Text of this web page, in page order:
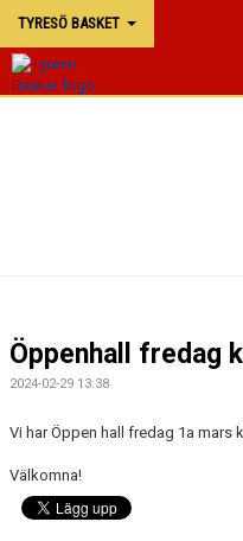
TYRESÖ BASKET
DOKUMENT
Öppenhall fredag
2024-02-29 13:38
Vi har Öppen hall fredag 1a mars
Välkomna!